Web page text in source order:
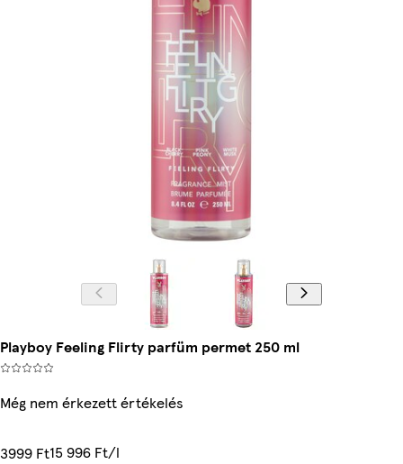
Playboy Feeling Flirty parfüm permet 250 ml
Még nem érkezett értékelés
3999 Ft15 996 Ft/l